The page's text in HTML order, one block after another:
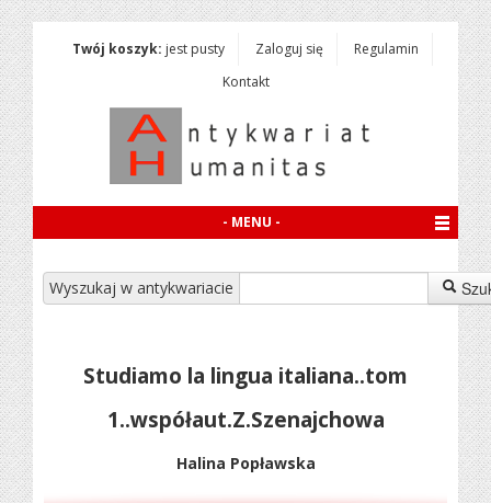
Twój koszyk: jest pusty Zaloguj się
Regulamin
Kontakt
- MENU -
Wyszukaj w antykwariacie
Studiamo la lingua italiana..tom
1..współaut.Z.Szenajchowa
Halina Popławska